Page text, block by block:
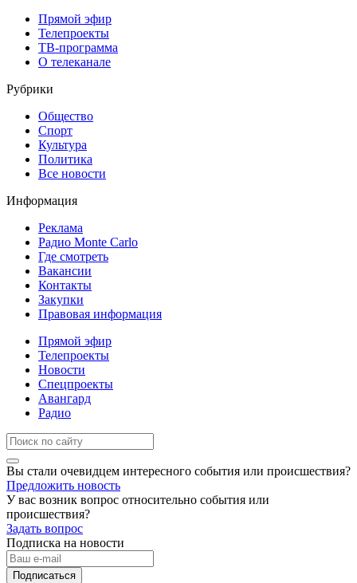
Прямой эфир
Телепроекты
ТВ-программа
О телеканале
Рубрики
Общество
Спорт
Культура
Политика
Все новости
Информация
Реклама
Радио Monte Carlo
Где смотреть
Вакансии
Контакты
Закупки
Правовая информация
Прямой эфир
Телепроекты
Новости
Спецпроекты
Авангард
Радио
Вы стали очевидцем интересного события или происшествия?
Предложить новость
У вас возник вопрос относительно события или
происшествия?
Задать вопрос
Подписка на новости
Подписаться